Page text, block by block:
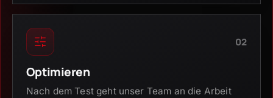
02
Optimieren
Nach dem Test geht unser Team an die Arbeit